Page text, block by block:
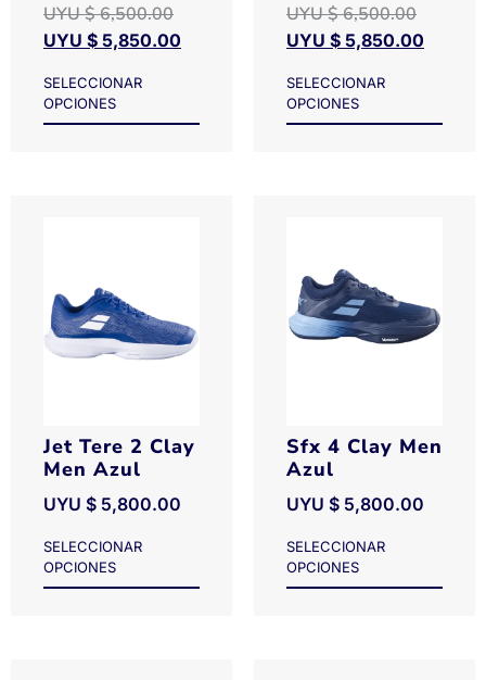
UYU $6,500.00
UYU $ 5,850.00
SELECCIONAR
OPCIONES
UYU $6,500.00
UYU $ 5,850.00
SELECCIONAR
OPCIONES
Jet Tere 2 Clay
Men Azul
UYU $ 5,800.00
SELECCIONAR
OPCIONES
Sfx 4 Clay Men
Azul
UYU $ 5,800.00
SELECCIONAR
OPCIONES